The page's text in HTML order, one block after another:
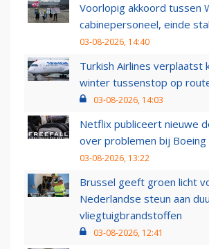
Voorlopig akkoord tussen
cabinepersoneel, einde
03-08-2026, 14:40
Turkish Airlines verplaatst
winter tussenstop op
03-08-2026, 14:03
Netflix publiceert nieuwe
over problemen bij Boeing
03-08-2026, 13:22
Brussel geeft groen licht
Nederlandse steun aan
vliegtuigbrandstoffen
03-08-2026, 12:41